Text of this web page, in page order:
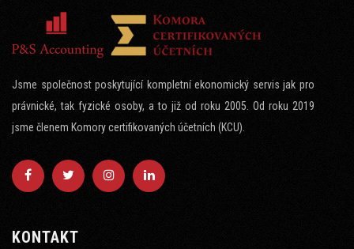
Jsme společnost poskytující kompletní ekonomický servis jak pro
právnické, tak fyzické osoby, a to již od roku 2005. Od roku 2019
jsme členem Komory certifikovaných účetních (KCU).
KONTAKT